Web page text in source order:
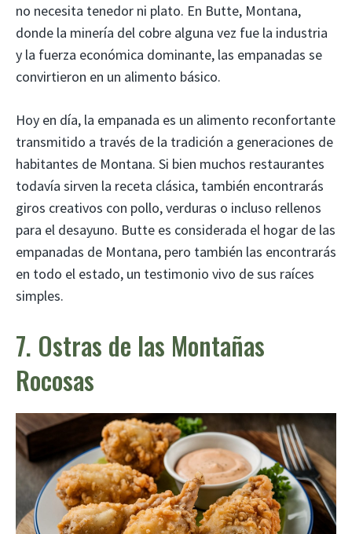
no necesita tenedor ni plato. En Butte, Montana,
donde la minería del cobre alguna vez fue la industria
y la fuerza económica dominante, las empanadas se
convirtieron en un alimento básico.
Hoy en día, la empanada es un alimento reconfortante
transmitido a través de la tradición a generaciones de
habitantes de Montana. Si bien muchos restaurantes
todavía sirven la receta clásica, también encontrarás
giros creativos con pollo, verduras o incluso rellenos
para el desayuno. Butte es considerada el hogar de las
empanadas de Montana, pero también las encontrarás
en todo el estado, un testimonio vivo de sus raíces
simples.
7. Ostras de las Montañas
Rocosas